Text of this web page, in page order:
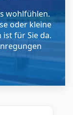
wohlfühlen.
oder kleine
ist für Sie da.